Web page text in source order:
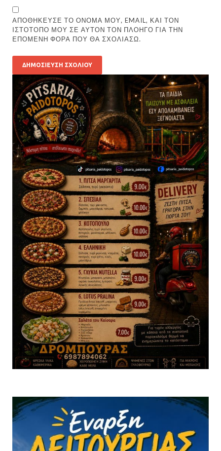
ΑΠΟΘΉΚΕΥΣΕ ΤΟ ΌΝΟΜΆ ΜΟΥ, EMAIL, ΚΑΙ ΤΟΝ
ΙΣΤΌΤΟΠΟ ΜΟΥ ΣΕ ΑΥΤΌΝ ΤΟΝ ΠΛΟΗΓΌ ΓΙΑ ΤΗΝ
ΕΠΌΜΕΝΗ ΦΟΡΆ ΠΟΥ ΘΑ ΣΧΟΛΙΆΣΩ.